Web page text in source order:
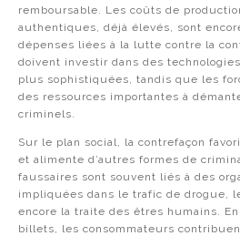
remboursable. Les coûts de
authentiques, déjà élevés, sont
dépenses liées à la lutte contre la
doivent investir dans des
plus sophistiquées, tandis que les
des ressources importantes à
criminels.
Sur le plan social, la contrefaçon
et alimente d’autres formes de
faussaires sont souvent liés à des
impliquées dans le trafic de drogue,
encore la traite des êtres humains.
billets, les consommateurs